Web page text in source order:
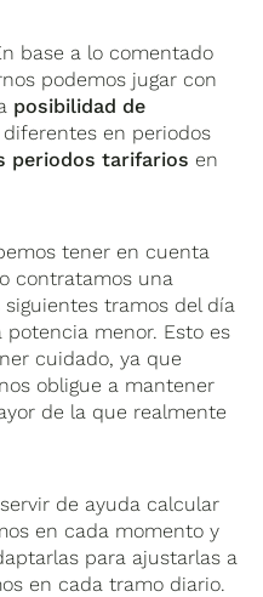
base a lo comentado
podemos jugar con
posibilidad de
diferentes en periodos
periodos tarifarios en
tener en cuenta
contratamos una
tramos del día
menor. Esto es
cuidado, ya que
obligue a mantener
de la que realmente
de ayuda calcular
en cada momento y
para ajustarlas a
en cada tramo diario.